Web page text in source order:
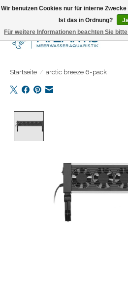
Täglicher Versand. Bestelle bis 15.00 Uhr
Startseite / arctic breeze 6-pack
Wir benutzen Cookies nur für interne
Ist das in Ordnung?
Für weitere Informationen beachten Sie